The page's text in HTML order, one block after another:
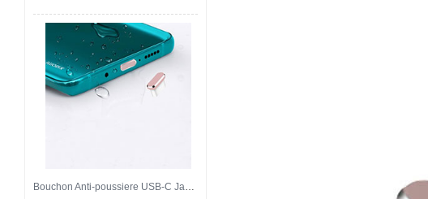
Bouchon Anti-poussiere USB-C Jack Type-C Universel H16 pour Apple iPhone 15 Plus Or Rose